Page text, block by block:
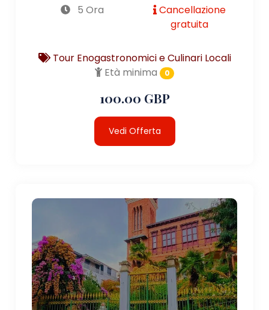
5 Ora
Cancellazione
gratuita
Tour Enogastronomici e Culinari Locali
Età minima
0
100.00 GBP
Vedi Offerta